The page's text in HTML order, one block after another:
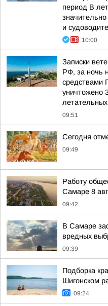
период В
значительно
и
10:00
Записки
РФ, за ночь
средствами
уничтожено
09:51
Сегодня
09:49
Работу
Самаре 8
09:42
В Самаре
вредных
09:39
Подборка
Шигонском
09:24